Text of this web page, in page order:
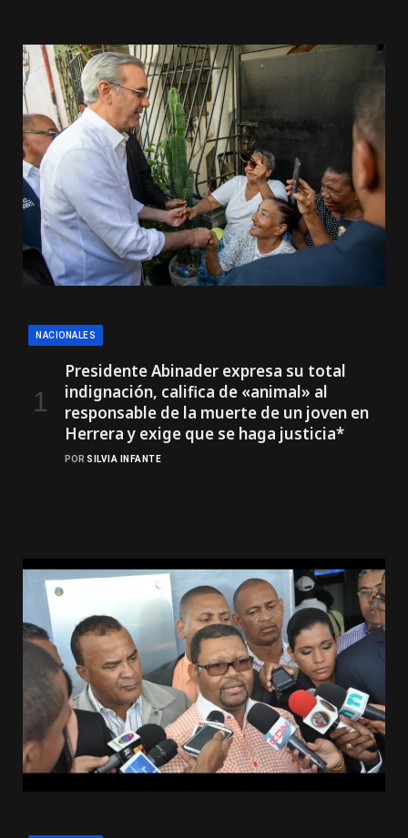
NACIONALES
Presidente Abinader expresa su total
indignación, califica de «animal» al
responsable de la muerte de un joven en
Herrera y exige que se haga justicia*
POR SILVIA INFANTE